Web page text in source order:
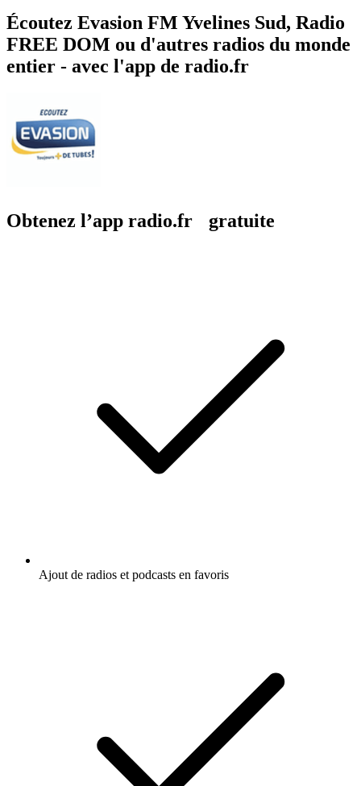
Écoutez Evasion FM Yvelines Sud, Radio
FREE DOM ou d'autres radios du monde
entier - avec l'app de radio.fr
Obtenez l’app radio.fr gratuite
Ajout de radios et podcasts en favoris